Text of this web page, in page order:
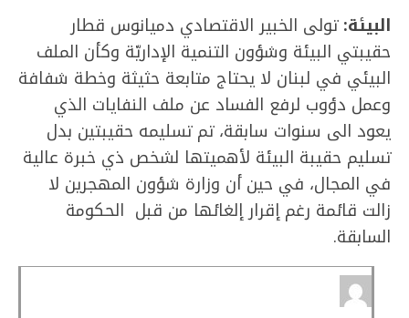
البيئة:تولى الخبير الاقتصادي دميانوس قطار
حقيبتي البيئة وشؤون التنمية الإداريّة وكأن الملف
البيئي في لبنان لا يحتاج متابعة حثيثة وخطة شفافة
وعمل دؤوب لرفع الفساد عن ملف النفايات الذي
يعود الى سنوات سابقة، تم تسليمه حقيبتين بدل
تسليم حقيبة البيئة لأهميتها لشخص ذي خبرة عالية
في المجال، في حين أن وزارة شؤون المهجرين لا
زالت قائمة رغم إقرار إلغائها من قبل الحكومة
السابقة.